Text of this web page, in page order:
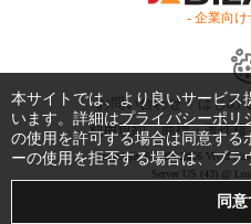
- 企業向
お問い合わせ はじめ
利用規約
商標・著作権
Copyright © 1999-2026 Vivid
Server US (43) @
本サイトでは、より良いサービス
います。詳細はプライバシーポリ
の使用を許可する場合は同意する
ーの使用を拒否する場合は、ブラ